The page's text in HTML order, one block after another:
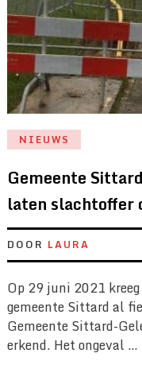
NIEUWS
Gemeente
laten slachtoffer
DOOR LAURA
Op 29 juni 2021
gemeente Sittard al
Gemeente Sittard-
erkend. Het ongeval …